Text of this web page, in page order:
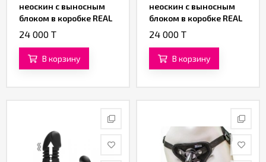
неоскин с выносным
блоком в коробке REAL
Next № 86 (16,5 см.)
24 000 T
В корзину
неоскин с выносным
блоком в коробке REAL
Next № 27 (17,5 см)
24 000 T
В корзину